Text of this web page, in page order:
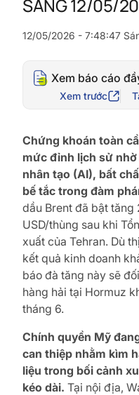
SÁNG 12/05/
12/05/2026 - 7:48:47
Xem báo cáo
Xem trước
Chứng khoán toàn
mức đỉnh lịch sử
nhân tạo (AI), bất
bế tắc trong đàm
dầu Brent đã bật tăng
USD/thùng sau khi
xuất của Tehran. Dù
kết quả kinh doanh
báo đà tăng này sẽ
hàng hải tại Hormuz
tháng 6.
Chính quyền Mỹ
can thiệp nhằm kìm
liệu trong bối cảnh
kéo dài. Tại nội địa,